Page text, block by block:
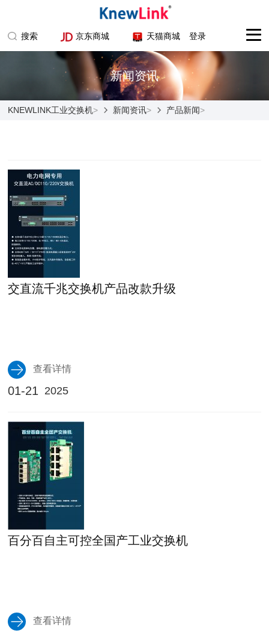
搜索 京东商城 天猫商城 登录
新闻资讯
KNEWLINK工业交换机> 新闻资讯> 产品新闻>
交直流千兆交换机产品改款升级
查看详情
01-21 2025
百分百自主可控全国产工业交换机
查看详情